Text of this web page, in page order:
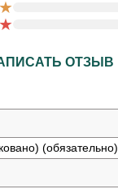
★
★
ОТЗЫВ
(обязательно)